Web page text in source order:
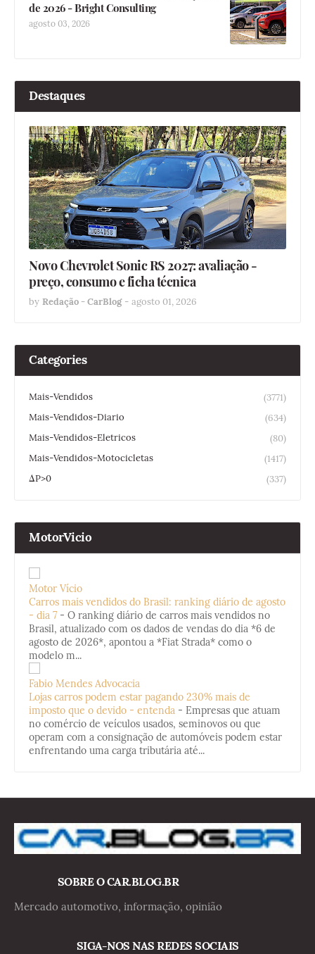
de 2026 - Bright Consulting
agosto 03, 2026
Destaques
Novo Chevrolet Sonic RS 2027: avaliação -
preço, consumo e ficha técnica
by Redação - CarBlog - agosto 01, 2026
Categories
Mais-Vendidos
(3771)
Mais-Vendidos-Diario
(634)
Mais-Vendidos-Eletricos
(80)
Mais-Vendidos-Motocicletas
(1417)
ΔP>0
(337)
MotorVicio
Motor Vício
Carros mais vendidos do Brasil: ranking diário de agosto
- dia 7 - O ranking diário de carros mais vendidos no
Brasil, atualizado com os dados de vendas do dia *6 de
agosto de 2026*, apontou a *Fiat Strada* como o
modelo m...
Fabio Mendes Advocacia
Lojas carros podem estar pagando 230% mais de
imposto que o devido - entenda - Empresas que atuam
no comércio de veículos usados, seminovos ou que
operam com a consignação de automóveis podem estar
enfrentando uma carga tributária até...
SOBRE O CAR.BLOG.BR
Mercado automotivo, informação, opinião
SIGA-NOS NAS REDES SOCIAIS